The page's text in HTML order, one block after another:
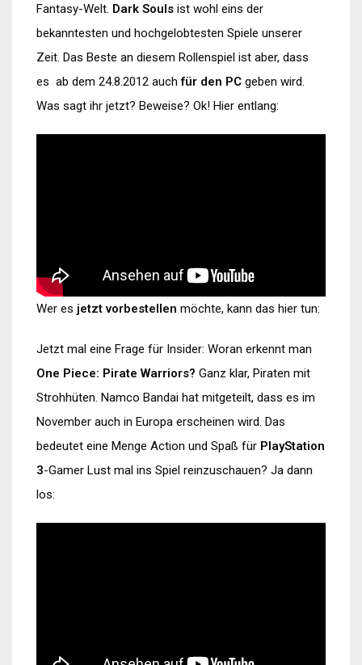
Fantasy-Welt. Dark Souls ist wohl eins der
bekanntesten und hochgelobtesten Spiele unserer
Zeit. Das Beste an diesem Rollenspiel ist aber, dass
es ab dem 24.8.2012 auchfür den PC geben wird.
Was sagt ihr jetzt? Beweise? Ok! Hier entlang:
Wer es jetzt vorbestellen möchte, kann das hier tun:
Jetzt mal eine Frage für Insider: Woran erkennt man
One Piece: Pirate Warriors? Ganz klar, Piraten mit
Strohhüten. Namco Bandai hat mitgeteilt, dass es im
November auch in Europa erscheinen wird. Das
bedeutet eine Menge Action und Spaß für PlayStation
3-Gamer Lust mal ins Spiel reinzuschauen? Ja dann
los: